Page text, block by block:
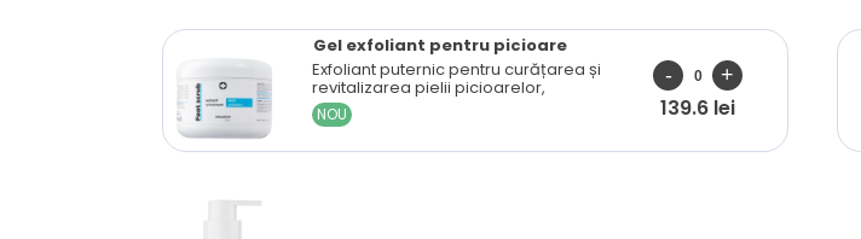
Gel exfoliant pentru picioare
Exfoliant puternic pentru curățarea și
revitalizarea pielii picioarelor,
NOU 139.6 lei